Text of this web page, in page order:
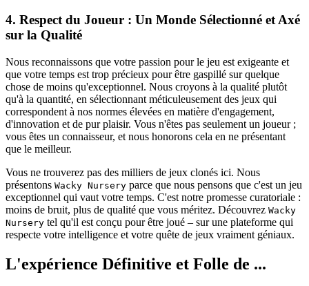
4. Respect du Joueur : Un Monde Sélectionné et Axé
sur la Qualité
Nous reconnaissons que votre passion pour le jeu est exigeante et
que votre temps est trop précieux pour être gaspillé sur quelque
chose de moins qu'exceptionnel. Nous croyons à la qualité plutôt
qu'à la quantité, en sélectionnant méticuleusement des jeux qui
correspondent à nos normes élevées en matière d'engagement,
d'innovation et de pur plaisir. Vous n'êtes pas seulement un joueur ;
vous êtes un connaisseur, et nous honorons cela en ne présentant
que le meilleur.
Vous ne trouverez pas des milliers de jeux clonés ici. Nous
présentons Wacky Nursery parce que nous pensons que c'est un jeu
exceptionnel qui vaut votre temps. C'est notre promesse curatoriale :
moins de bruit, plus de qualité que vous méritez. Découvrez Wacky
Nursery tel qu'il est conçu pour être joué – sur une plateforme qui
respecte votre intelligence et votre quête de jeux vraiment géniaux.
L'expérience Définitive et Folle de ...